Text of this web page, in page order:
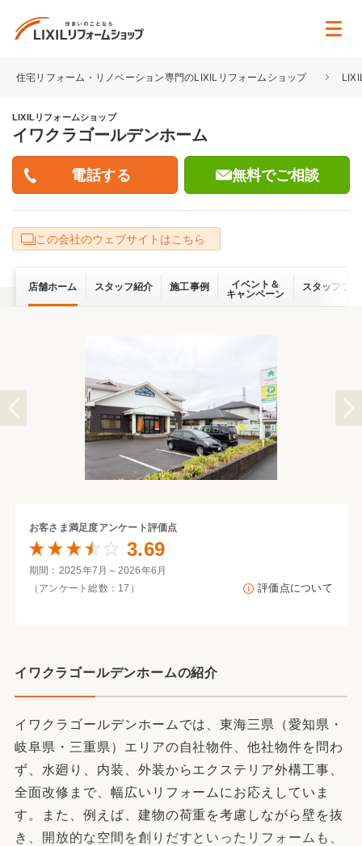
住宅リフォーム・リノベーション専門のLIXILリフォームショップ
LIXILリフォームショップ
イワクラゴールデンホーム
無料でご相談
この会社のウェブサイトはこちら
店舗ホーム スタッフ紹介 施工事例
イベント＆
キャンペーン
スタッフブ
イワクラゴールデンホームの紹介
イワクラゴールデンホームでは、東海三県（愛知県・
岐阜県・三重県）エリアの自社物件、他社物件を問わ
ず、水廻り、内装、外装からエクステリア外構工事、
全面改修まで、幅広いリフォームにお応えしていま
す。また、例えば、建物の荷重を考慮しながら壁を抜
き、開放的な空間を創りだすといったリフォームも、
お客さま満足度アンケート評価点
3.69
期間：2025年7月～2026年6月
（アンケート総数：17）
評価点について